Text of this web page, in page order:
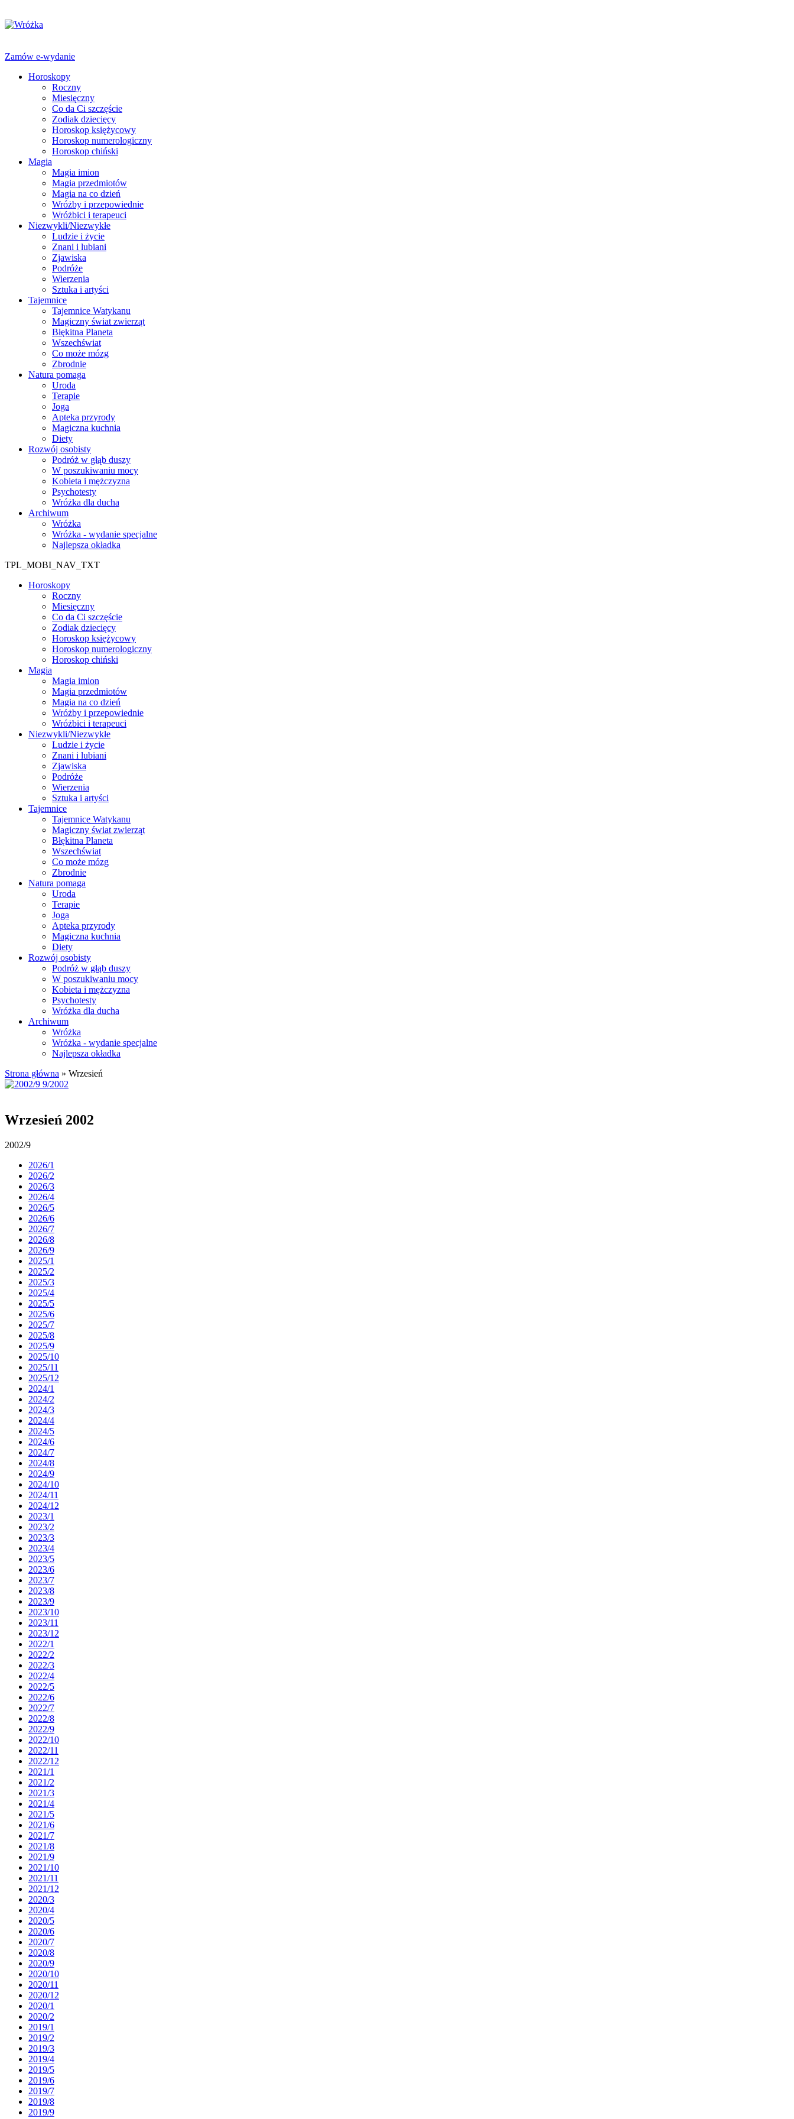
Zamów e-wydanie
Horoskopy
Roczny
Miesięczny
Co da Ci szczęście
Zodiak dziecięcy
Horoskop księżycowy
Horoskop numerologiczny
Horoskop chiński
Magia
Magia imion
Magia przedmiotów
Magia na co dzień
Wróżby i przepowiednie
Wróżbici i terapeuci
Niezwykli/Niezwykłe
Ludzie i życie
Znani i lubiani
Zjawiska
Podróże
Wierzenia
Sztuka i artyści
Tajemnice
Tajemnice Watykanu
Magiczny świat zwierząt
Błękitna Planeta
Wszechświat
Co może mózg
Zbrodnie
Natura pomaga
Uroda
Terapie
Joga
Apteka przyrody
Magiczna kuchnia
Diety
Rozwój osobisty
Podróż w głąb duszy
W poszukiwaniu mocy
Kobieta i mężczyzna
Psychotesty
Wróżka dla ducha
Archiwum
Wróżka
Wróżka - wydanie specjalne
Najlepsza okładka
TPL_MOBI_NAV_TXT
Horoskopy
Roczny
Miesięczny
Co da Ci szczęście
Zodiak dziecięcy
Horoskop księżycowy
Horoskop numerologiczny
Horoskop chiński
Magia
Magia imion
Magia przedmiotów
Magia na co dzień
Wróżby i przepowiednie
Wróżbici i terapeuci
Niezwykli/Niezwykłe
Ludzie i życie
Znani i lubiani
Zjawiska
Podróże
Wierzenia
Sztuka i artyści
Tajemnice
Tajemnice Watykanu
Magiczny świat zwierząt
Błękitna Planeta
Wszechświat
Co może mózg
Zbrodnie
Natura pomaga
Uroda
Terapie
Joga
Apteka przyrody
Magiczna kuchnia
Diety
Rozwój osobisty
Podróż w głąb duszy
W poszukiwaniu mocy
Kobieta i mężczyzna
Psychotesty
Wróżka dla ducha
Archiwum
Wróżka
Wróżka - wydanie specjalne
Najlepsza okładka
Strona główna » Wrzesień
Wrzesień 2002
2002/9
2026/1
2026/2
2026/3
2026/4
2026/5
2026/6
2026/7
2026/8
2026/9
2025/1
2025/2
2025/3
2025/4
2025/5
2025/6
2025/7
2025/8
2025/9
2025/10
2025/11
2025/12
2024/1
2024/2
2024/3
2024/4
2024/5
2024/6
2024/7
2024/8
2024/9
2024/10
2024/11
2024/12
2023/1
2023/2
2023/3
2023/4
2023/5
2023/6
2023/7
2023/8
2023/9
2023/10
2023/11
2023/12
2022/1
2022/2
2022/3
2022/4
2022/5
2022/6
2022/7
2022/8
2022/9
2022/10
2022/11
2022/12
2021/1
2021/2
2021/3
2021/4
2021/5
2021/6
2021/7
2021/8
2021/9
2021/10
2021/11
2021/12
2020/3
2020/4
2020/5
2020/6
2020/7
2020/8
2020/9
2020/10
2020/11
2020/12
2020/1
2020/2
2019/1
2019/2
2019/3
2019/4
2019/5
2019/6
2019/7
2019/8
2019/9